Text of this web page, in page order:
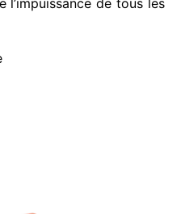
j’ai jugé nécessaire
certes marginal, j’en